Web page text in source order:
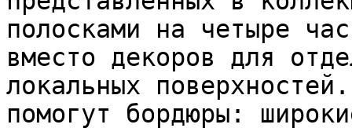
полосками на четыре
вместо декоров для
локальных
помогут бордюры: